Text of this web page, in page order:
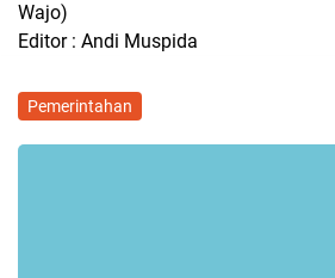
Wajo)
Editor : Andi Muspida
Pemerintahan